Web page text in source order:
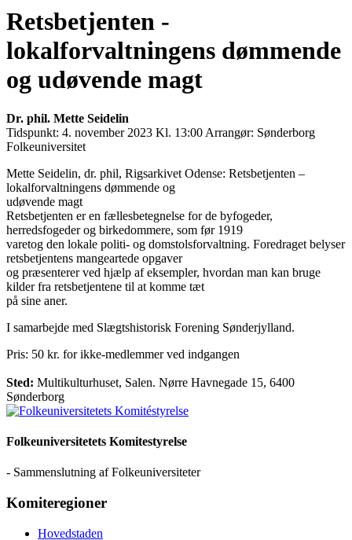
Retsbetjenten -
lokalforvaltningens dømmende
og udøvende magt
Dr. phil. Mette Seidelin
Tidspunkt: 4. november 2023 Kl. 13:00 Arrangør: Sønderborg
Folkeuniversitet
Mette Seidelin, dr. phil, Rigsarkivet Odense: Retsbetjenten –
lokalforvaltningens dømmende og
udøvende magt
Retsbetjenten er en fællesbetegnelse for de byfogeder,
herredsfogeder og birkedommere, som før 1919
varetog den lokale politi- og domstolsforvaltning. Foredraget belyser
retsbetjentens mangeartede opgaver
og præsenterer ved hjælp af eksempler, hvordan man kan bruge
kilder fra retsbetjentene til at komme tæt
på sine aner.
I samarbejde med Slægtshistorisk Forening Sønderjylland.
Pris: 50 kr. for ikke-medlemmer ved indgangen
Sted: Multikulturhuset, Salen. Nørre Havnegade 15, 6400
Sønderborg
Folkeuniversitetets Komitestyrelse
- Sammenslutning af Folkeuniversiteter
Komiteregioner
Hovedstaden